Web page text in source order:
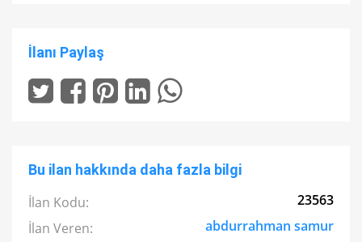
İlanı Paylaş
Bu ilan hakkında daha fazla bilgi
İlan Kodu:
23563
İlan Veren:
abdurrahman samur